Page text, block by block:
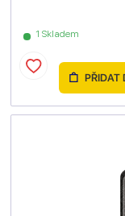
1 Skladem
PŘIDAT